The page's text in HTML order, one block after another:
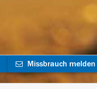
Missbrauch melden